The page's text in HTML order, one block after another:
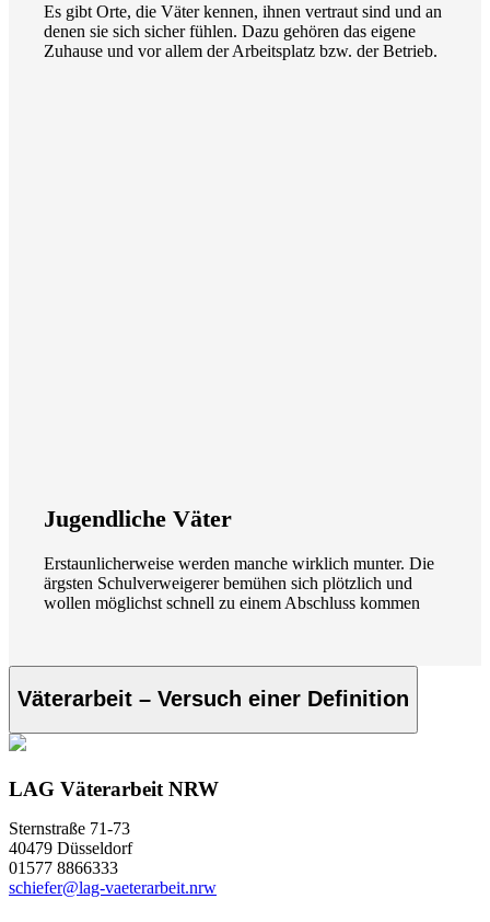
Es gibt Orte, die Väter kennen, ihnen vertraut sind und an
denen sie sich sicher fühlen. Dazu gehören das eigene
Zuhause und vor allem der Arbeitsplatz bzw. der Betrieb.
Jugendliche Väter
Erstaunlicherweise werden manche wirklich munter. Die
ärgsten Schulverweigerer bemühen sich plötzlich und
wollen möglichst schnell zu einem Abschluss kommen
Väterarbeit – Versuch einer Definition
LAG Väterarbeit NRW
Sternstraße 71-73
40479 Düsseldorf
01577 8866333
schiefer@lag-vaeterarbeit.nrw